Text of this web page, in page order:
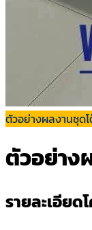
ตัวอย่างผลงานชุด
ตัวอย่าง
รายละเอียด